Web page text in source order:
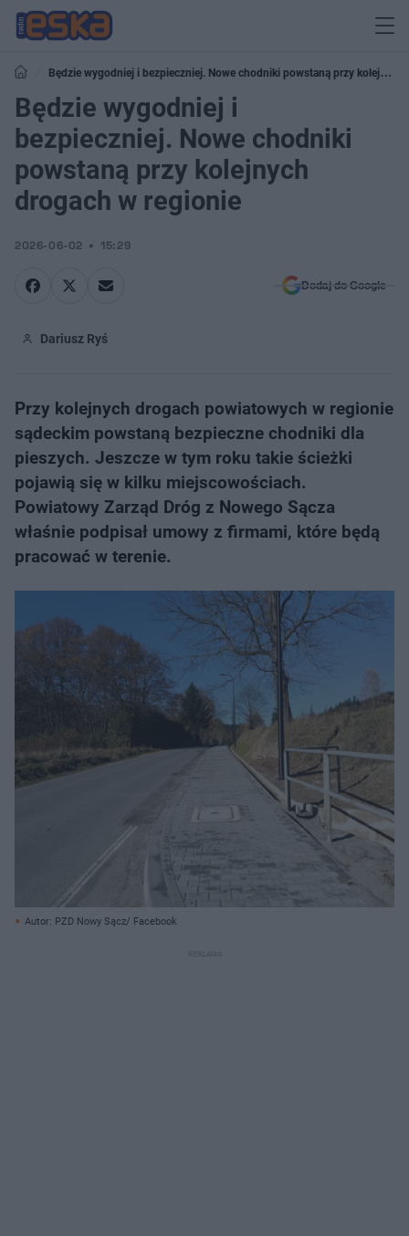
Będzie wygodniej i bezpieczniej. Nowe chodniki powstaną przy kolejnych
drogach w regionie
Będzie wygodniej i
bezpieczniej. Nowe chodniki
powstaną przy kolejnych
drogach w regionie
2026-06-02 15:29
Dodaj do Google
Dariusz Ryś
Przy kolejnych drogach powiatowych w regionie
sądeckim powstaną bezpieczne chodniki dla
pieszych. Jeszcze w tym roku takie ścieżki
pojawią się w kilku miejscowościach.
Powiatowy Zarząd Dróg z Nowego Sącza
właśnie podpisał umowy z firmami, które będą
pracować w terenie.
Autor: PZD Nowy Sącz/ Facebook